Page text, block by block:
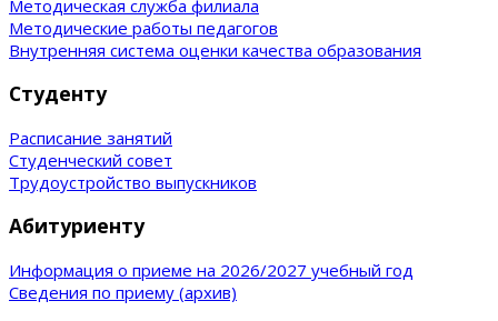
Методическая служба филиала
Методические работы педагогов
Внутренняя система оценки качества образования
Студенту
Расписание занятий
Студенческий совет
Трудоустройство выпускников
Абитуриенту
Информация о приеме на 2026/2027 учебный год
Сведения по приему (архив)